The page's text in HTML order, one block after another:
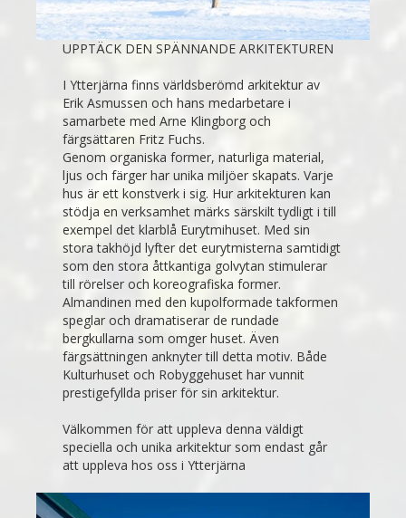
UPPTÄCK DEN SPÄNNANDE ARKITEKTUREN
I Ytterjärna finns världsberömd arkitektur av
Erik Asmussen och hans medarbetare i
samarbete med Arne Klingborg och
färgsättaren Fritz Fuchs.
Genom organiska former, naturliga material,
ljus och färger har unika miljöer skapats. Varje
hus är ett konstverk i sig. Hur arkitekturen kan
stödja en verksamhet märks särskilt tydligt i till
exempel det klarblå Eurytmihuset. Med sin
stora takhöjd lyfter det eurytmisterna samtidigt
som den stora åttkantiga golvytan stimulerar
till rörelser och koreografiska former.
Almandinen med den kupolformade takformen
speglar och dramatiserar de rundade
bergkullarna som omger huset. Även
färgsättningen anknyter till detta motiv. Både
Kulturhuset och Robyggehuset har vunnit
prestigefyllda priser för sin arkitektur.
Välkommen för att uppleva denna väldigt
speciella och unika arkitektur som endast går
att uppleva hos oss i Ytterjärna